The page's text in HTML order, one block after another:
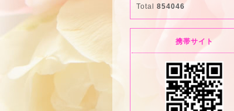
Total 854046
携帯サイト